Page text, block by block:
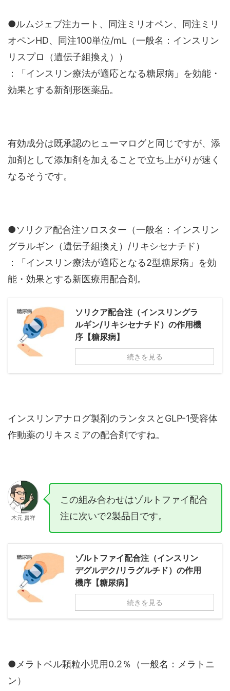
●ルムジェブ注カート、同注ミリオペン、同注ミリ
オペンHD、同注100単位/mL（一般名：インスリン
リスプロ（遺伝子組換え））
：「インスリン療法が適応となる糖尿病」を効能・
効果とする新剤形医薬品。
有効成分は既承認のヒューマログと同じですが、添
加剤として添加剤を加えることで立ち上がりが速く
なるそうです。
●ソリクア配合注ソロスター（一般名：インスリン
グラルギン（遺伝子組換え）/リキシセナチド）
：「インスリン療法が適応となる2型糖尿病」を効
能・効果とする新医療用配合剤。
ソリクア配合注（インスリングラ
ルギン/リキシセナチド）の作用機
序【糖尿病】
続きを見る
インスリンアナログ製剤のランタスとGLP-1受容体
作動薬のリキスミアの配合剤ですね。
木元 貴祥
この組み合わせはゾルトファイ配合
注に次いで2製品目です。
ゾルトファイ配合注（インスリン
デグルデク/リラグルチド）の作用
機序【糖尿病】
続きを見る
●メラトベル顆粒小児用0.2％（一般名：メラトニ
ン）